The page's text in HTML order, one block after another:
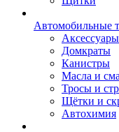
Автомобильные
Домкраты
Канистры
Масла и
Тросы и
Щётки и
Автохимия